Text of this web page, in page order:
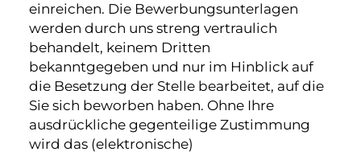
einreichen. Die Bewerbungsunterlagen
werden durch uns streng vertraulich
behandelt, keinem Dritten
bekanntgegeben und nur im Hinblick auf
die Besetzung der Stelle bearbeitet, auf die
Sie sich beworben haben. Ohne Ihre
ausdrückliche gegenteilige Zustimmung
wird das (elektronische)